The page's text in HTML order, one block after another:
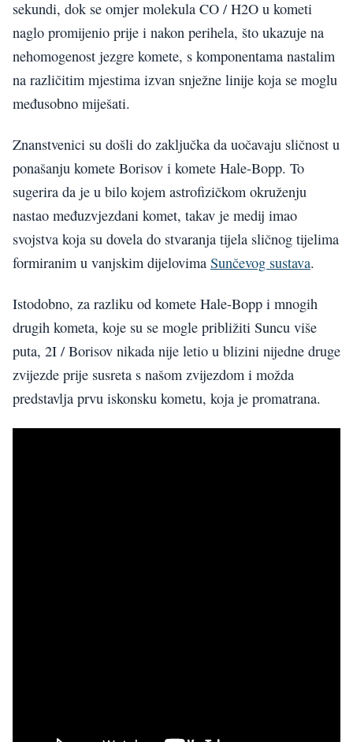
sekundi, dok se omjer molekula CO / H2O u kometi
naglo promijenio prije i nakon perihela, što ukazuje na
nehomogenost jezgre komete, s komponentama nastalim
na različitim mjestima izvan snježne linije koja se moglu
međusobno miješati.
Znanstvenici su došli do zaključka da uočavaju sličnost u
ponašanju komete Borisov i komete Hale-Bopp. To
sugerira da je u bilo kojem astrofizičkom okruženju
nastao međuzvjezdani komet, takav je medij imao
svojstva koja su dovela do stvaranja tijela sličnog tijelima
formiranim u vanjskim dijelovima Sunčevog sustava.
Istodobno, za razliku od komete Hale-Bopp i mnogih
drugih kometa, koje su se mogle približiti Suncu više
puta, 2I / Borisov nikada nije letio u blizini nijedne druge
zvijezde prije susreta s našom zvijezdom i možda
predstavlja prvu iskonsku kometu, koja je promatrana.